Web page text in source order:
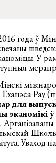
года ў
У
Рау
для
эканомiкi ў
.
Уваход па